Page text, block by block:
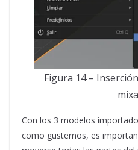
Figura 14 –
Con los 3 modelos
como gustemos, es